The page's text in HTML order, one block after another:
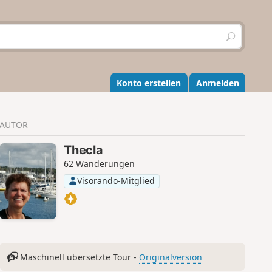
S
u
h
e
n
Konto erstellen Anmelden
AUTOR
Thecla
62 Wanderungen
Visorando-Mitglied
Maschinell übersetzte Tour - Originalversion